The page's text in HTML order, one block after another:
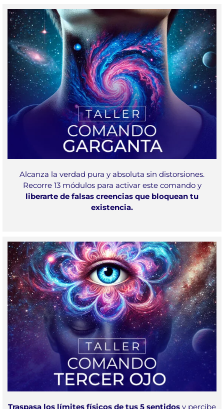
Alcanza la verdad pura y absoluta sin distorsiones.
Recorre 13 módulos para activar este comando y
liberarte de falsas creencias que bloquean tu
existencia.
Traspasa los límites físicos de tus 5 sentidos y percibe